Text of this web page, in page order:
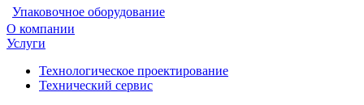
Упаковочное оборудование
О компании
Услуги
Технологическое проектирование
Технический сервис